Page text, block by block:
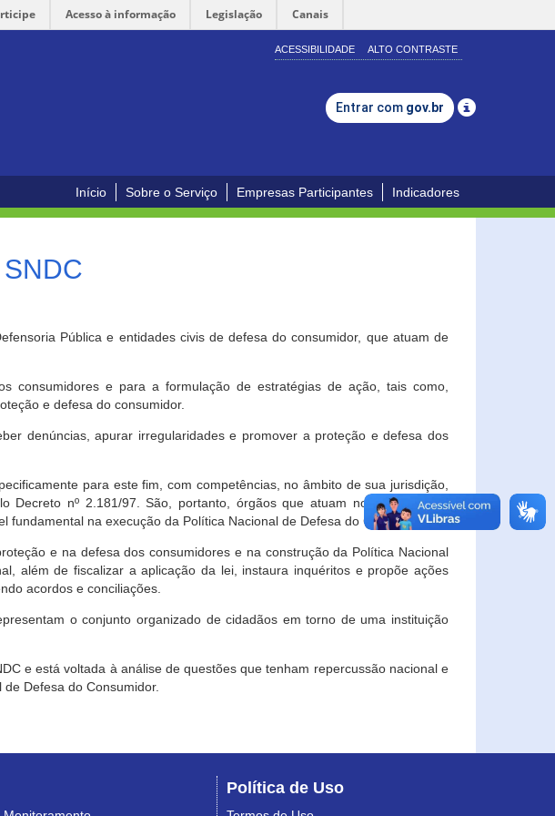
Acesso à informação Legislação Canais
ACESSIBILIDADE ALTO CONTRASTE
Entrar com gov.br
Início Sobre o Serviço Empresas Participantes Indicadores
Pública e entidades civis de defesa do consumidor, que atuam de
consumidores e para a formulação de estratégias de ação, tais como,
e defesa do consumidor.
denúncias, apurar irregularidades e promover a proteção e defesa dos
para este fim, com competências, no âmbito de sua jurisdição,
nº 2.181/97. São, portanto, órgãos que atuam no âmbito local,
na execução da Política Nacional de Defesa do Consumidor.
e na defesa dos consumidores e na construção da Política Nacional
além de fiscalizar a aplicação da lei, instaura inquéritos e propõe ações
acordos e conciliações.
o conjunto organizado de cidadãos em torno de uma instituição
e está voltada à análise de questões que tenham repercussão nacional e
Defesa do Consumidor.
Política de Uso